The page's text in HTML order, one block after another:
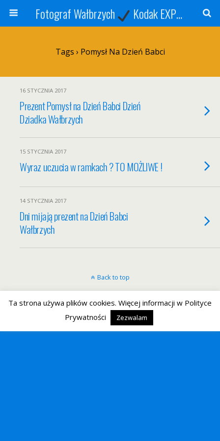
Fotograf Wałbrzych Kodak EXPRESS
Tags › Pomysł Na Dzień Babci
16 STYCZNIA 2017
Prezent Pomysł na Dzień Babci Dzień
Dziadka Wałbrzych
15 STYCZNIA 2017
Wyraz uczucia w ramkach ? TO MOŻLIWE !
14 STYCZNIA 2017
Dni mijają prezent na Dzień Babci
Wałbrzych
Back to top
Mobile Desktop
Ta strona używa plików cookies. Więcej informacji w Polityce
Prywatności
Zezwalam